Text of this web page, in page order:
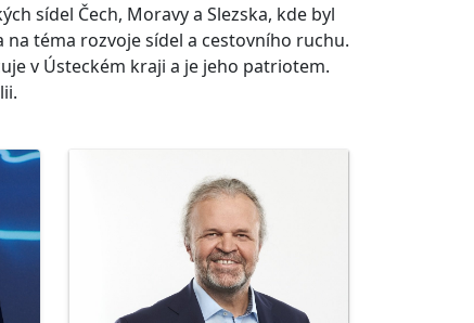
sídel Čech, Moravy a Slezska, kde byl
téma rozvoje sídel a cestovního ruchu.
v Ústeckém kraji a je jeho patriotem.